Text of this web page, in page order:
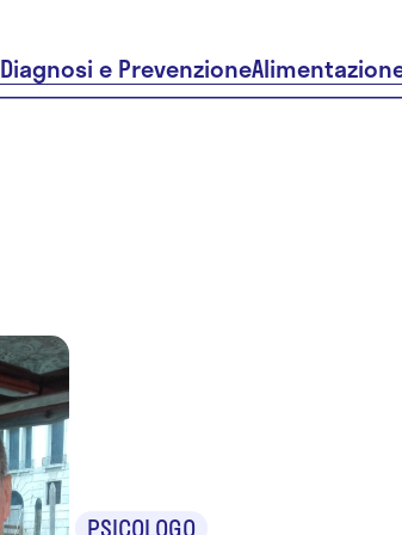
Diagnosi e Prevenzione
PSICOLOGO